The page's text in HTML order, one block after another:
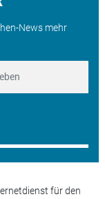
News mehr
für den